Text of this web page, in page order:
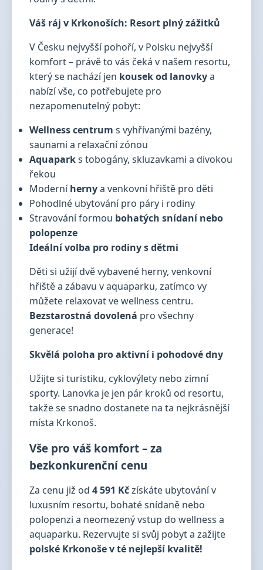
Váš ráj v Krkonoších: Resort plný zážitků
V Česku nejvyšší pohoří, v Polsku nejvyšší
komfort – právě to vás čeká v našem resortu,
který se nachází jen kousek od lanovkya
nabízí vše, co potřebujete pro
nezapomenutelný pobyt:
Wellness centrum s vyhřívanými bazény,
saunami a relaxační zónou
Aquaparks tobogány, skluzavkami a divokou
řekou
Moderníhernya venkovní hřiště pro děti
Pohodlné ubytování pro páry i rodiny
Stravování formou bohatých snídaní nebo
polopenze
Ideální volba pro rodiny s dětmi
Děti si užijí dvě vybavené herny, venkovní
hřiště a zábavu v aquaparku, zatímco vy
můžete relaxovat ve wellness centru.
Bezstarostná dovolená pro všechny
generace!
Skvělá poloha pro aktivní i pohodové dny
Užijte si turistiku, cyklovýlety nebo zimní
sporty. Lanovka je jen pár kroků od resortu,
takže se snadno dostanete na ta nejkrásnější
místa Krkonoš.
Vše pro váš komfort – za
bezkonkurenční cenu
Za cenu již od 4 591 Kčzískáte ubytování v
luxusním resortu, bohaté snídaně nebo
polopenzi a neomezený vstup do wellness a
aquaparku. Rezervujte si svůj pobyt a zažijte
polské Krkonoše v té nejlepší kvalitě!